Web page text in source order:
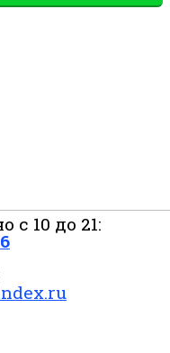
с 10 до 21: